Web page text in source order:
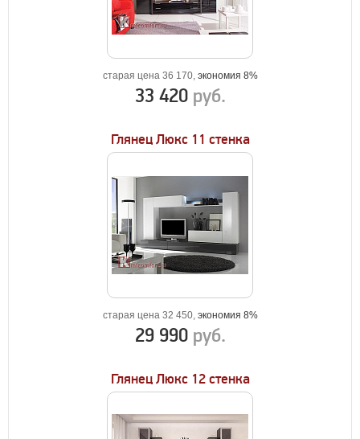
старая цена 36 170, экономия 8%
33 420 руб.
Глянец Люкс 11 стенка
старая цена 32 450, экономия 8%
29 990 руб.
Глянец Люкс 12 стенка